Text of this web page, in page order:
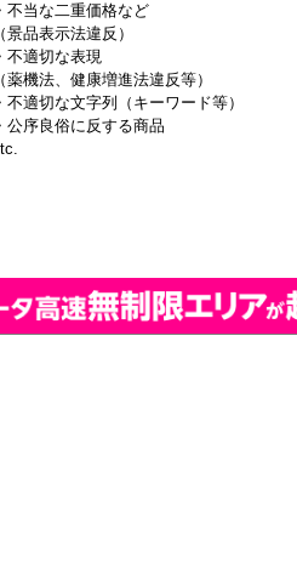
不当な二重価格など
（景品表示法違反）
不適切な表現
（薬機法、健康増進法違反等）
不適切な文字列（キーワード等）
公序良俗に反する商品